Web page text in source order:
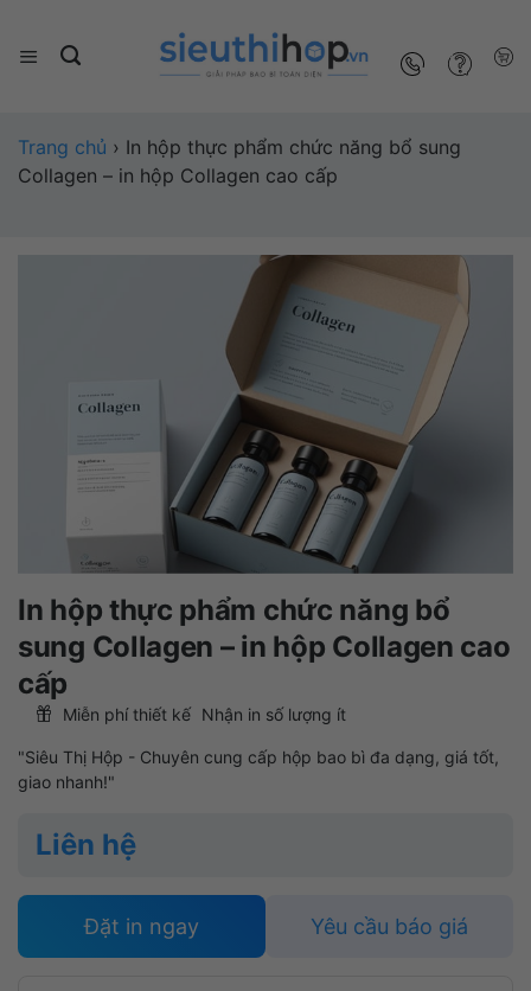
Trang chủ › In hộp thực phẩm chức năng bổ sung
Collagen – in hộp Collagen cao cấp
In hộp thực phẩm chức năng bổ
sung Collagen – in hộp Collagen cao
cấp
Miễn phí thiết kế Nhận in số lượng ít
"Siêu Thị Hộp - Chuyên cung cấp hộp bao bì đa dạng, giá tốt,
giao nhanh!"
Liên hệ
Đặt in ngay Yêu cầu báo giá